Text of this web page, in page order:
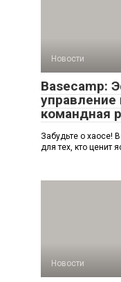
Новости
Basecamp:
управление
командная
Забудьте о хаосе!
для тех, кто ценит
Новости